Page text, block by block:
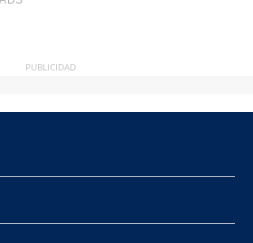
PUBLICIDAD